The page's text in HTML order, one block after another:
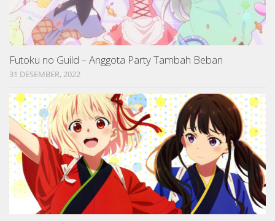
Futoku no Guild – Anggota Party Tambah Beban
31 DESEMBER, 2022